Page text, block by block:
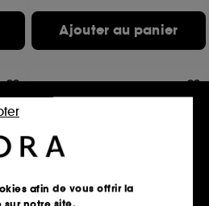
Ajouter au panier
afin de vous offrir la